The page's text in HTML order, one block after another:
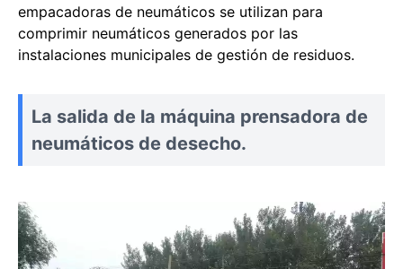
empacadoras de neumáticos se utilizan para
comprimir neumáticos generados por las
instalaciones municipales de gestión de residuos.
La salida de la máquina prensadora de
neumáticos de desecho.